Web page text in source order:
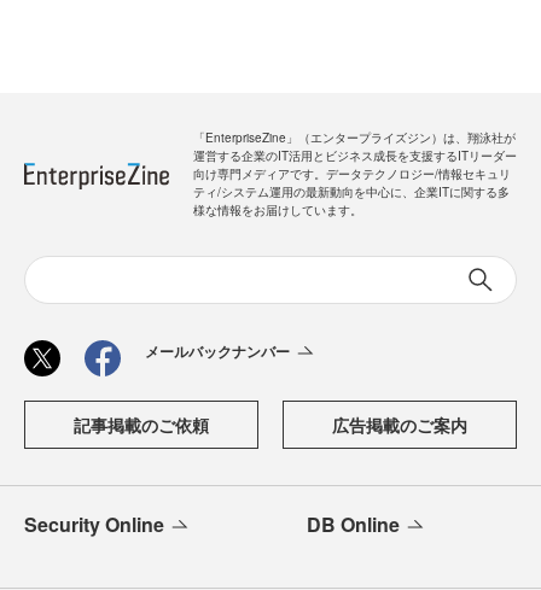
「EnterpriseZine」（エンタープライズジン）は、翔泳社が
運営する企業のIT活用とビジネス成長を支援するITリーダー
向け専門メディアです。データテクノロジー/情報セキュリ
ティ/システム運用の最新動向を中心に、企業ITに関する多
様な情報をお届けしています。
メールバックナンバー
記事掲載のご依頼 広告掲載のご案内
Security Online DB Online